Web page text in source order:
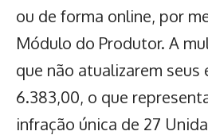
ou de forma online, por
Módulo do Produtor. A
que não atualizarem seus
6.383,00, o que
infração única de 27